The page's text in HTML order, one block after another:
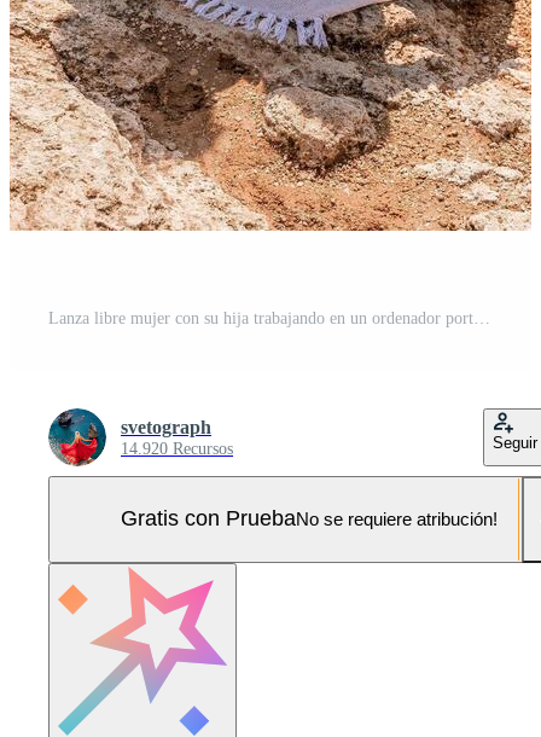
svetograph
14.920 Recursos Seguir
Gratis con PruebaNo se requiere atribución!